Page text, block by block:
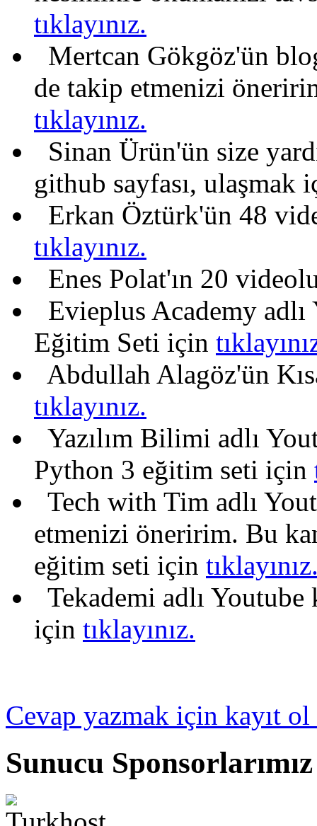
tıklayınız.
Mertcan Gökgöz'ün
de takip etmenizi
tıklayınız.
Sinan Ürün'ün size
github sayfası, ulaşmak
Erkan Öztürk'ün 48
tıklayınız.
Enes Polat'ın 20
Evieplus Academy adlı
Eğitim Seti için
Abdullah Alagöz'ün
tıklayınız.
Yazılım Bilimi adlı
Python 3 eğitim seti için
Tech with Tim adlı
etmenizi öneririm. Bu
eğitim seti için
Tekademi adlı
için tıklayınız.
Cevap yazmak için kayıt
Sunucu Sponsorlarımız